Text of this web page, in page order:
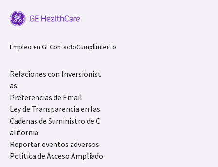
Empleo en GEContactoCumplimiento
Relaciones con Inversionist
as
Preferencias de Email
Ley de Transparencia en las
Cadenas de Suministro de C
alifornia
Reportar eventos adversos
Política de Acceso Ampliado